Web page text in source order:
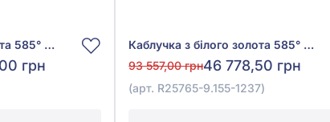
Каблучка з білого золота 585° з діамантом 0,29ct, арт. R34205-4-3-1018
грн
Каблучка з білого золота 585° з діамантом 0,38ct, арт. R25765-9.155-1237
93 557,00 грн46 778,50 грн
(арт. R25765-9.155-1237)